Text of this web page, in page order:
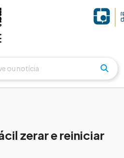
zerar e reiniciar